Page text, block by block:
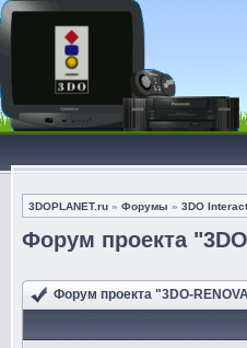
3DOPLANET.ru » Форумы » 3DO
Форум проекта
Форум проекта "3DO-